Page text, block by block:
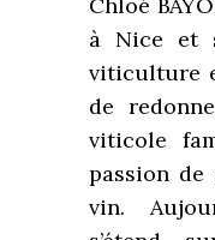
Chloé
à Nice et
viticulture
de
viticole
passion
vin.